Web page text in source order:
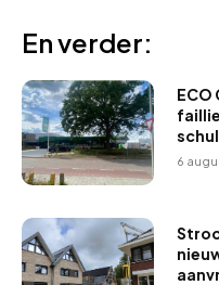
En verder:
ECO
6